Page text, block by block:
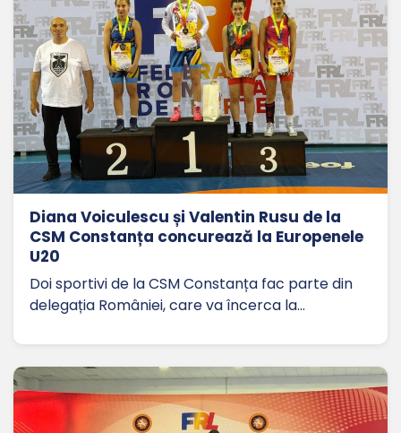
Diana Voiculescu și Valentin Rusu de la
CSM Constanța concurează la Europenele
U20
Doi sportivi de la CSM Constanța fac parte din
delegația României, care va încerca la…